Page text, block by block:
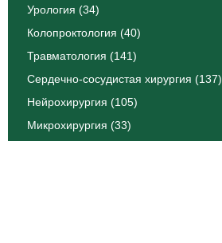
Урология (34)
Колопроктология (40)
Травматология (141)
Сердечно-сосудистая хирургия (137)
Нейрохирургия (105)
Микрохирургия (33)